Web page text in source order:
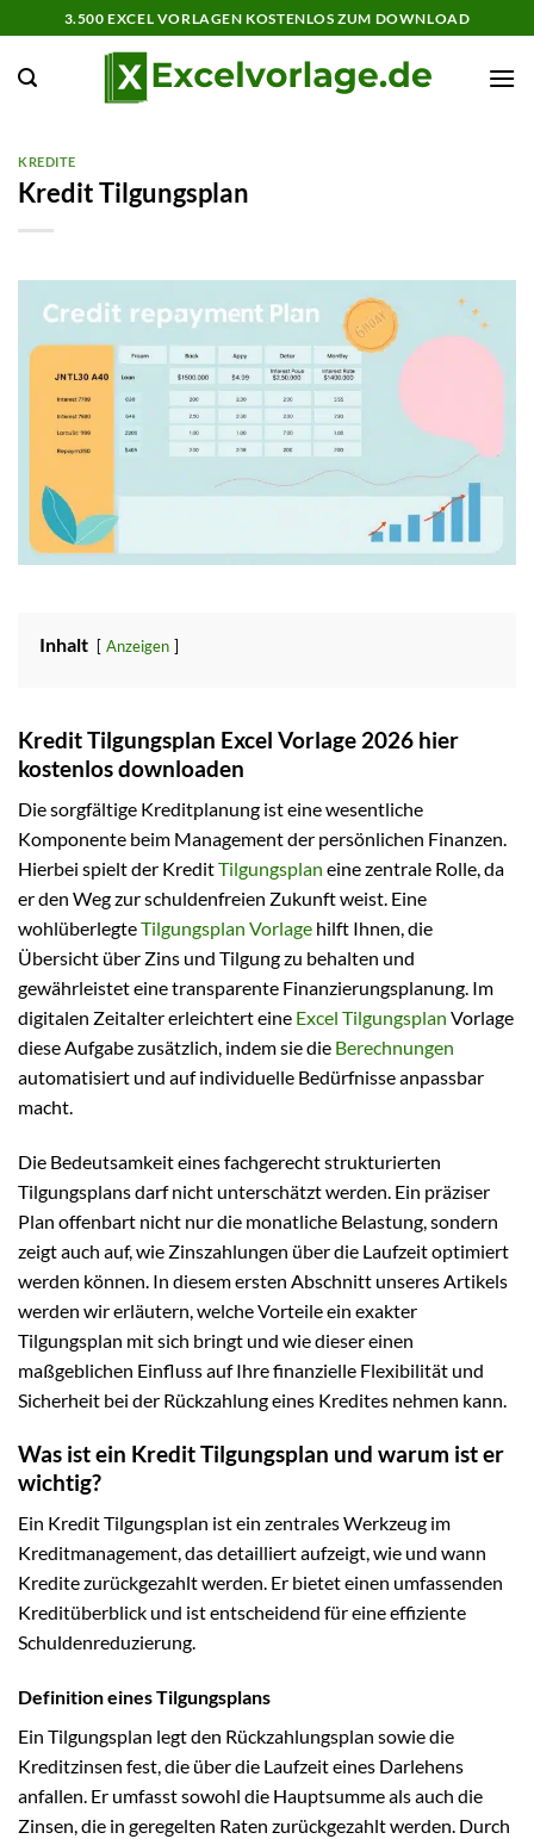
Inhalt
springen
3.500 EXCEL VORLAGEN KOSTENLOS ZUM DOWNLOAD
KREDITE
Kredit Tilgungsplan
Inhalt Anzeigen
Kredit Tilgungsplan Excel Vorlage 2026 hier
kostenlos downloaden
Die sorgfältige Kreditplanung ist eine wesentliche
Komponente beim Management der persönlichen Finanzen.
Hierbei spielt der KreditTilgungsplan eine zentrale Rolle, da
er den Weg zur schuldenfreien Zukunft weist. Eine
wohlüberlegteTilgungsplan Vorlage hilft Ihnen, die
Übersicht über Zins und Tilgung zu behalten und
gewährleistet eine transparente Finanzierungsplanung. Im
digitalen Zeitalter erleichtert eine Excel Tilgungsplan Vorlage
diese Aufgabe zusätzlich, indem sie die Berechnungen
automatisiert und auf individuelle Bedürfnisse anpassbar
macht.
Die Bedeutsamkeit eines fachgerecht strukturierten
Tilgungsplans darf nicht unterschätzt werden. Ein präziser
Plan offenbart nicht nur die monatliche Belastung, sondern
zeigt auch auf, wie Zinszahlungen über die Laufzeit optimiert
werden können. In diesem ersten Abschnitt unseres Artikels
werden wir erläutern, welche Vorteile ein exakter
Tilgungsplan mit sich bringt und wie dieser einen
maßgeblichen Einfluss auf Ihre finanzielle Flexibilität und
Sicherheit bei der Rückzahlung eines Kredites nehmen kann.
Was ist ein Kredit Tilgungsplan und warum ist er
wichtig?
Ein Kredit Tilgungsplan ist ein zentrales Werkzeug im
Kreditmanagement, das detailliert aufzeigt, wie und wann
Kredite zurückgezahlt werden. Er bietet einen umfassenden
Kreditüberblick und ist entscheidend für eine effiziente
Schuldenreduzierung.
Definition eines Tilgungsplans
Ein Tilgungsplan legt den Rückzahlungsplan sowie die
Kreditzinsen fest, die über die Laufzeit eines Darlehens
anfallen. Er umfasst sowohl die Hauptsumme als auch die
Zinsen, die in geregelten Raten zurückgezahlt werden. Durch